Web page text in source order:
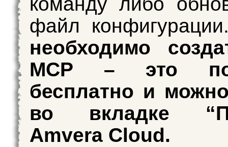
файл
необходимо
MCP – это
бесплатно и
во вкладке
Amvera Cloud.